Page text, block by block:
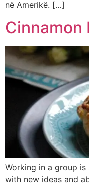
në Amerikë. […]
Cinnamon
Working in a group
with new ideas and